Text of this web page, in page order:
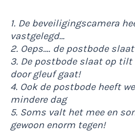
1. De beveiligingscamera
vastgelegd…
2. Oeps…. de postbode
3. De postbode slaat op
door gleuf gaat!
4. Ook de postbode heeft
mindere dag
5. Soms valt het mee en
gewoon enorm tegen!